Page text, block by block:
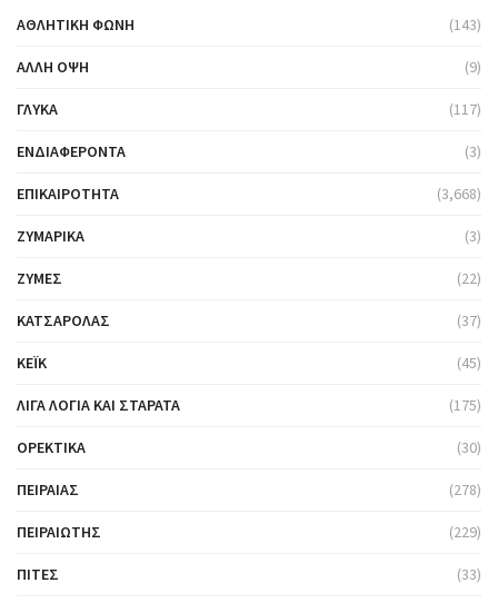
ΑΘΛΗΤΙΚΉ ΦΩΝΉ (143)
ΆΛΛΗ ΌΨΗ (9)
ΓΛΥΚΆ (117)
ΕΝΔΙΑΦΈΡΟΝΤΑ (3)
ΕΠΙΚΑΙΡΌΤΗΤΑ (3,668)
ΖΥΜΑΡΙΚΆ (3)
ΖΎΜΕΣ (22)
ΚΑΤΣΑΡΌΛΑΣ (37)
ΚΈΙΚ (45)
ΛΊΓΑ ΛΌΓΙΑ ΚΑΙ ΣΤΑΡΆΤΑ (175)
ΟΡΕΚΤΙΚΆ (30)
ΠΕΙΡΑΙΆΣ (278)
ΠΕΙΡΑΙΏΤΗΣ (229)
ΠΊΤΕΣ (33)